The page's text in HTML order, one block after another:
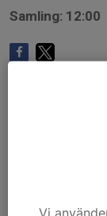
Samling: 12:00
Vi